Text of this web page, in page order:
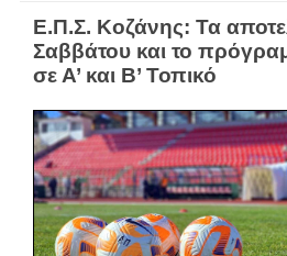
Ε.Π.Σ. Κοζάνης: Τα
Σαββάτου και το
σε Α’ και Β’ Τοπικό